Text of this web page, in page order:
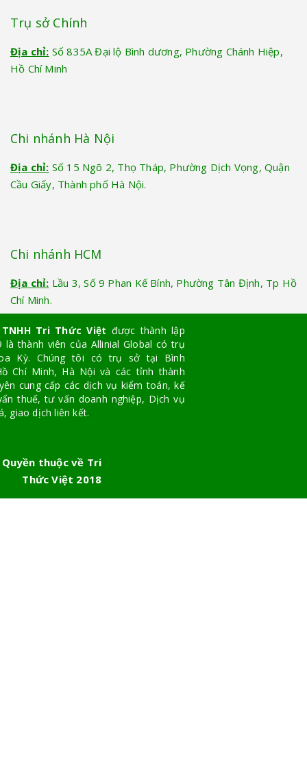
Trụ sở Chính
Địa chỉ: Số 835A Đại lộ Bình dương, Phường Chánh Hiệp,
Hồ Chí Minh
Chi nhánh Hà Nội
Địa chỉ: Số 15 Ngõ 2, Thọ Tháp, Phường Dịch Vọng, Quận
Cầu Giấy, Thành phố Hà Nội.
Chi nhánh HCM
Địa chỉ: Lầu 3, Số 9 Phan Kế Bính, Phường Tân Định, Tp Hồ
Chí Minh.
Tri Thức Việt được thành lập
là thành viên của Allinial Global có trụ
Kỳ. Chúng tôi có trụ sở tại Bình
Chí Minh, Hà Nội và các tỉnh thành
cung cấp các dịch vụ kiểm toán, kế
thuế, tư vấn doanh nghiệp, Dịch vụ
giao dịch liên kết.
Quyền thuộc về Tri
Thức Việt 2018